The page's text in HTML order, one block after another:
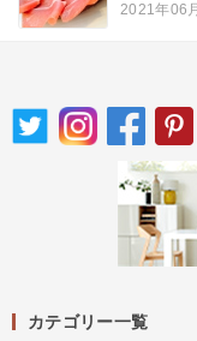
2021年06
カテゴリー一覧